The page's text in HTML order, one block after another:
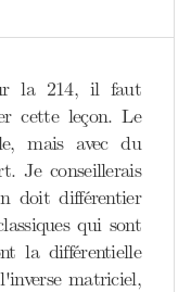
la 214, il faut
cette leçon. Le
mais avec du
Je conseillerais
doit différentier
qui sont
la différentielle
matriciel,